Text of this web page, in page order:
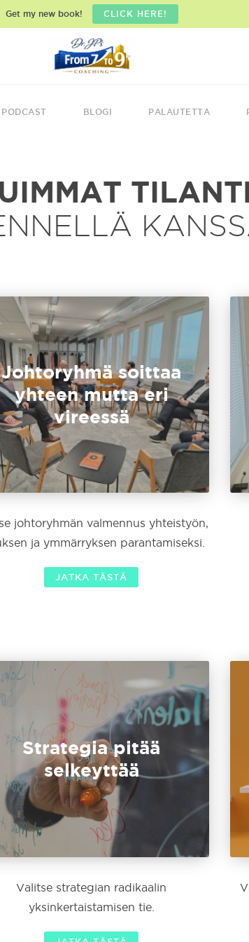
Get my new book! CLICK HERE!
PODCAST BLOGI PALAUTETTA
Johtoryhmä soittaa
yhteen mutta eri
vireessä
johtoryhmän valmennus yhteistyön,
ja ymmärryksen parantamiseksi.
JATKA TÄSTÄ
Strategia pitää
selkeyttää
Valitse strategian radikaalin
yksinkertaistamisen tie.